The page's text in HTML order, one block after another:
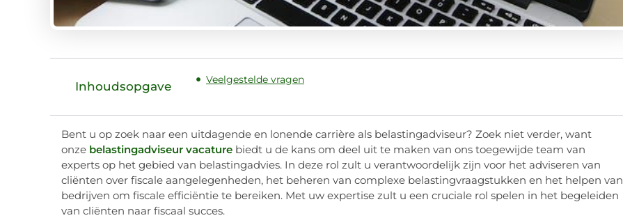
Inhoudsopgave Veelgestelde vragen
Bent u op zoek naar een uitdagende en lonende carrière als belastingadviseur? Zoek niet verder, want
onze belastingadviseur vacature biedt u de kans om deel uit te maken van ons toegewijde team van
experts op het gebied van belastingadvies. In deze rol zult u verantwoordelijk zijn voor het adviseren van
cliënten over fiscale aangelegenheden, het beheren van complexe belastingvraagstukken en het helpen van
bedrijven om fiscale efficiëntie te bereiken. Met uw expertise zult u een cruciale rol spelen in het begeleiden
van cliënten naar fiscaal succes.